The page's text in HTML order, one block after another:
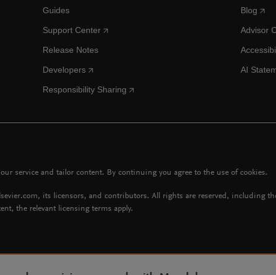
Guides
Support Center
Release Notes
Developers
Responsibility Sharing
Blog
Advisor
AI
service and tailor content. By continuing you agree to the use of cookies.
its licensors, and contributors. All rights are reserved, including
the relevant licensing terms apply.